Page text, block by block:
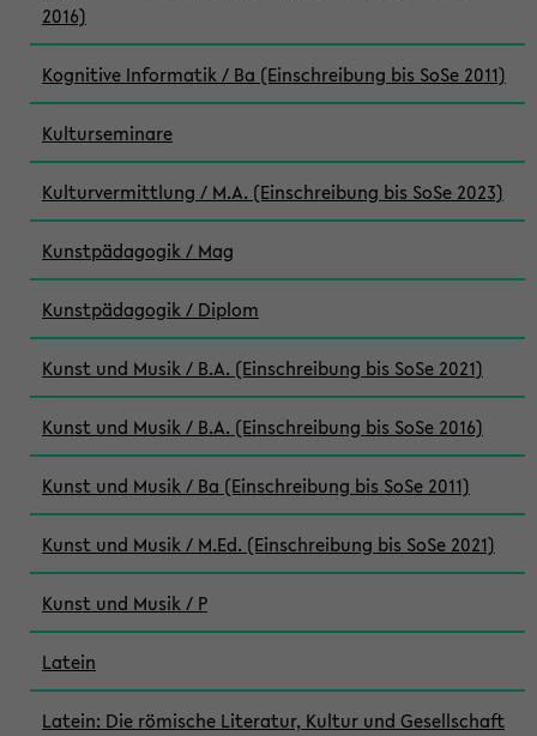
2016)
Kognitive Informatik / Ba (Einschreibung bis SoSe 2011)
Kulturseminare
Kulturvermittlung / M.A. (Einschreibung bis SoSe 2023)
Kunstpädagogik / Mag
Kunstpädagogik / Diplom
Kunst und Musik / B.A. (Einschreibung bis SoSe 2021)
Kunst und Musik / B.A. (Einschreibung bis SoSe 2016)
Kunst und Musik / Ba (Einschreibung bis SoSe 2011)
Kunst und Musik / M.Ed. (Einschreibung bis SoSe 2021)
Kunst und Musik / P
Latein
Latein: Die römische Literatur, Kultur und Gesellschaft